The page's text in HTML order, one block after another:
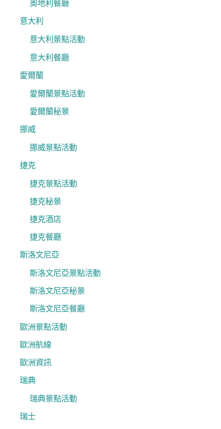
奧地利餐廳
意大利
意大利景點活動
意大利餐廳
愛爾蘭
愛爾蘭景點活動
愛爾蘭秘景
挪威
挪威景點活動
捷克
捷克景點活動
捷克秘景
捷克酒店
捷克餐廳
斯洛文尼亞
斯洛文尼亞景點活動
斯洛文尼亞秘景
斯洛文尼亞餐廳
歐洲景點活動
歐洲航線
歐洲資訊
瑞典
瑞典景點活動
瑞士